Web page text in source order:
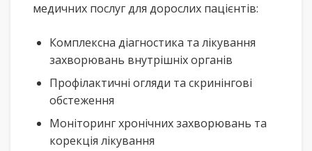
медичних послуг для дорослих пацієнтів:
Комплексна діагностика та лікування
захворювань внутрішніх органів
Профілактичні огляди та скринінгові
обстеження
Моніторинг хронічних захворювань та
корекція лікування